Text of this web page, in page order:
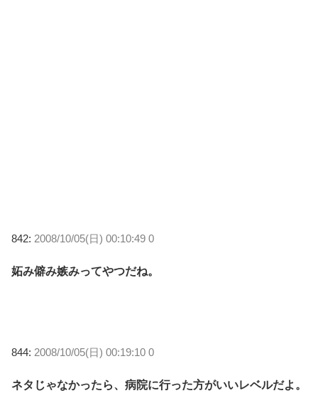
842: 2008/10/05(日) 00:10:49 0
妬み僻み嫉みってやつだね。
844: 2008/10/05(日) 00:19:10 0
ネタじゃなかったら、病院に行った方がいいレベルだよ。